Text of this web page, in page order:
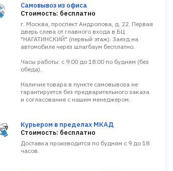
Самовывоз из офиса
Стоимость: бесплатно
г. Москва, проспект Андропова, д. 22. Первая
дверь слева от главного входа в БЦ
"НАГАТИНСКИЙ" (первый этаж). Заезд на
автомобиле через шлагбаум бесплатно.
Часы работы: с 9:00 до 18:00 по будням (без
обеда).
Наличие товара в пункте самовывоза не
гарантируется без предварительного заказа
и согласования с нашим менеджером.
Курьером в пределах МКАД
Стоимость: бесплатно
Доставка производится по будням с 9 до 18
часов.